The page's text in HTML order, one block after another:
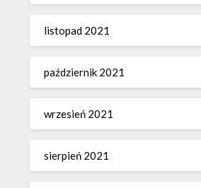
listopad 2021
październik 2021
wrzesień 2021
sierpień 2021